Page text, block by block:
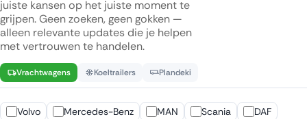
juiste kansen op het juiste moment te
grijpen. Geen zoeken, geen gokken —
alleen relevante updates die je helpen
met vertrouwen te handelen.
Vrachtwagens Koeltrailers Plandeki
Volvo Mercedes-Benz MAN Scania DAF